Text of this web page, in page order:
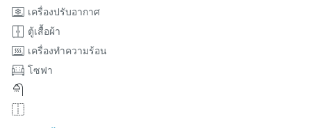
เครื่องปรับอากาศ
ตู้เสื้อผ้า
เครื่องทำความร้อน
โซฟา